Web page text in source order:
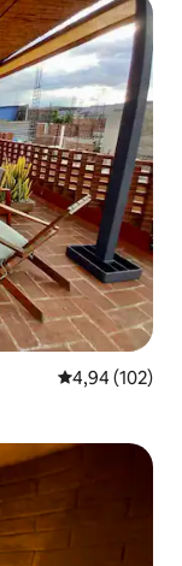
Gemiddelde
4,94 (102)